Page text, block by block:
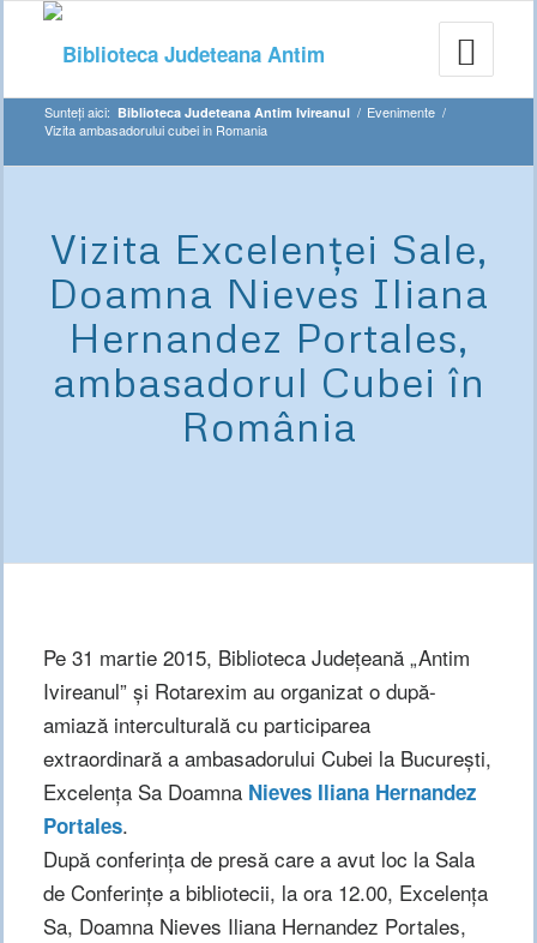
Sunteți aici: Biblioteca Judeteana Antim Ivireanul / Evenimente /
Vizita ambasadorului cubei in Romania
Vizita Excelenţei Sale,
Doamna Nieves Iliana
Hernandez Portales,
ambasadorul Cubei în
România
Pe 31 martie 2015, Biblioteca Judeţeană „Antim
Ivireanul” şi Rotarexim au organizat o după-
amiază interculturală cu participarea
extraordinară a ambasadorului Cubei la Bucureşti,
Excelenţa Sa Doamna Nieves Iliana Hernandez
Portales.
După conferinţa de presă care a avut loc la Sala
de Conferinţe a bibliotecii, la ora 12.00, Excelenţa
Sa, Doamna Nieves Iliana Hernandez Portales,